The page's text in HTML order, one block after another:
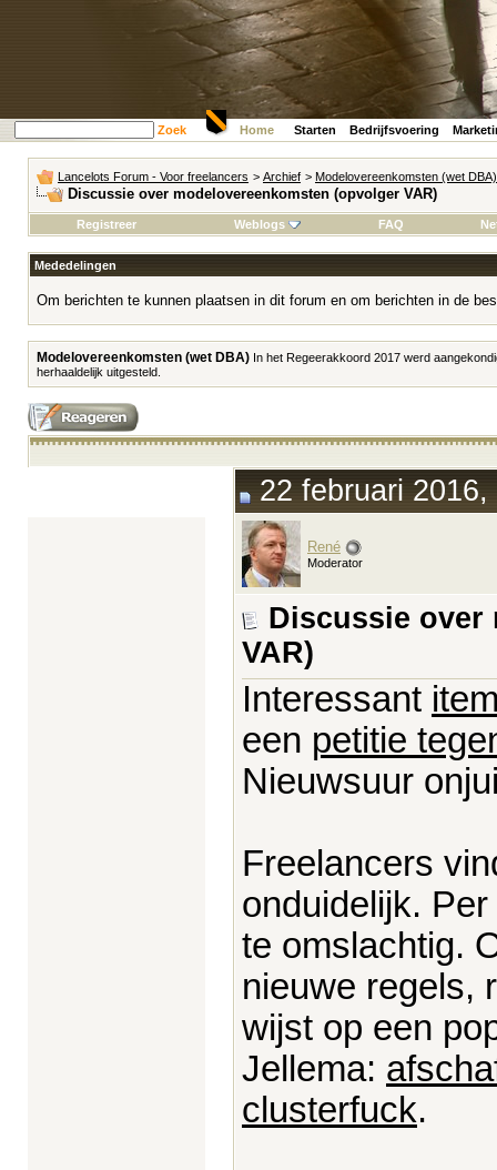
Zoek Home Starten Bedrijfsvoering
Lancelots Forum - Voor freelancers > Archief > Modelovereenkomsten (wet DBA)
Discussie over modelovereenkomsten (opvolger VAR)
Registreer Weblogs FAQ
Mededelingen
Om berichten te kunnen plaatsen in dit forum en om berichten in de
Modelovereenkomsten (wet DBA) In het Regeerakkoord 2017 werd
herhaaldelijk uitgesteld.
22 februari 2016,
René
Moderator
Discussie over
VAR)
Interessant
een petitie
Nieuwsuur
Freelancers
onduidelijk.
te omslachtig.
nieuwe regels,
wijst op een
Jellema:
clusterfuck.